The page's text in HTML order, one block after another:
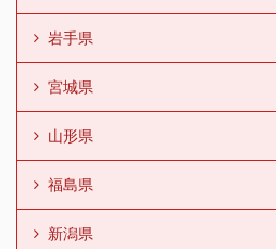
岩手県
宮城県
山形県
福島県
新潟県